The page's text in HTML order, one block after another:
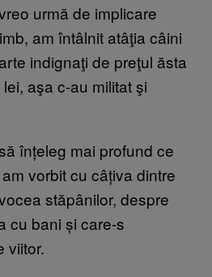
urmă de implicare
am întâlnit atâţia câini
indignaţi de preţul ăsta
aşa c-au militat şi
înțeleg mai profund ce
vorbit cu câțiva dintre
stăpânilor, despre
cu bani și care-s
viitor.